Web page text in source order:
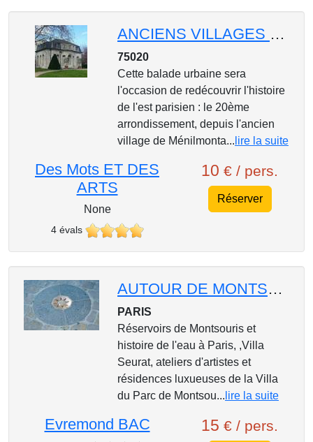
ANCIENS VILLAGES DE L'EST PARISIEN ” 20e arrondissement / De Ménilmontant à Charonnne
75020
Cette balade urbaine sera
l'occasion de redécouvrir l'histoire
de l'est parisien : le 20ème
arrondissement, depuis l'ancien
village de Ménilmonta... lire la suite
Des Mots ET DES
ARTS
None
4 évals
10 € / pers.
Réserver
AUTOUR DE MONTSOURIS : Sentiers bucoliques et ateliers d'artistes !!!
PARIS
Réservoirs de Montsouris et
histoire de l'eau à Paris, ,Villa
Seurat, ateliers d'artistes et
résidences luxueuses de la Villa
du Parc de Montsou... lire la suite
Evremond BAC 15 € / pers.